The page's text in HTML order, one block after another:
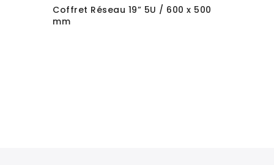
Coffret Réseau 19” 5U / 600 x 500
mm